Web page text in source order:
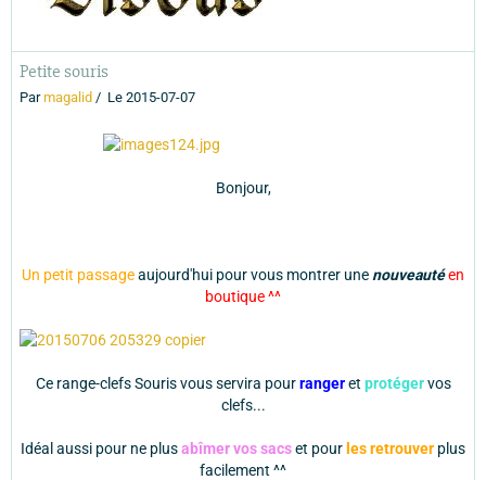
Petite souris
Parmagalid Le 2015-07-07
Bonjour,
Un petit passageaujourd'hui pour vous montrer une nouveautéen
boutique ^^
Ce range-clefs Souris vous servira pourrangeret protégervos
clefs...
Idéal aussi pour ne plusabîmer vos sacset pour les retrouver plus
facilement ^^